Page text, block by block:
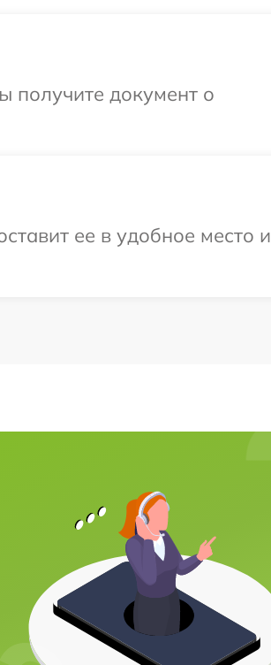
получите документ о
ее в удобное место и